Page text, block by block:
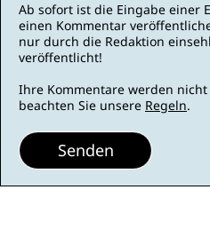
Ab sofort ist die Eingabe einer
einen Kommentar
nur durch die Redaktion
veröffentlicht!
Ihre Kommentare werden
beachten Sie unsere Regeln.
Senden